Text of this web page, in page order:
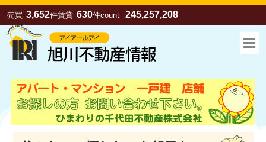
売買 3,652件賃貸 630件count 245,257,208